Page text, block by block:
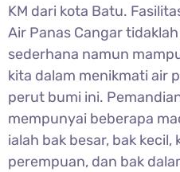
KM dari kota Batu.
Air Panas Cangar
sederhana namun
kita dalam menikmati air
perut bumi ini.
mempunyai beberapa
ialah bak besar, bak
perempuan, dan bak